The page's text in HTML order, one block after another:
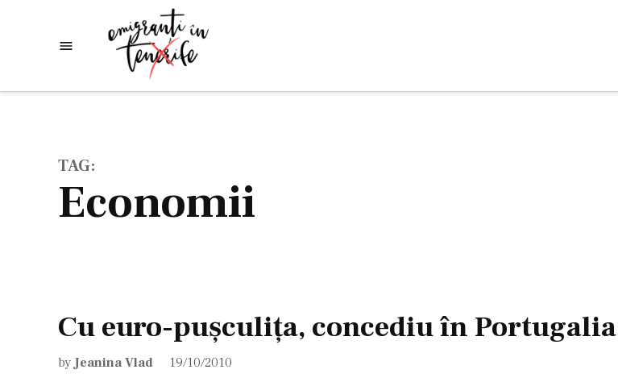
TAG:
economii
Cu euro-puşculiţa, concediu în Portugalia
by Jeanina Vlad 19/10/2010